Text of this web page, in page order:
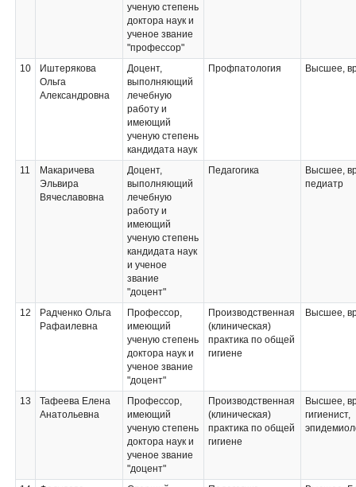
ученую степень
доктора наук и
ученое звание
"профессор"
10
Иштерякова
Ольга
Александровна
Доцент,
выполняющий
лечебную
работу и
имеющий
ученую степень
кандидата наук
Профпатология Высшее,
11
Макаричева
Эльвира
Вячеславовна
Доцент,
выполняющий
лечебную
работу и
имеющий
ученую степень
кандидата наук
и ученое
звание
"доцент"
Педагогика
Высшее,
педиатр
12
Радченко Ольга
Рафаилевна
Профессор,
имеющий
ученую степень
доктора наук и
ученое звание
"доцент"
Производственная
(клиническая)
практика по общей
гигиене
Высшее,
13
Тафеева Елена
Анатольевна
Профессор,
имеющий
ученую степень
доктора наук и
ученое звание
"доцент"
Производственная
(клиническая)
практика по общей
гигиене
Высшее,
гигиенист,